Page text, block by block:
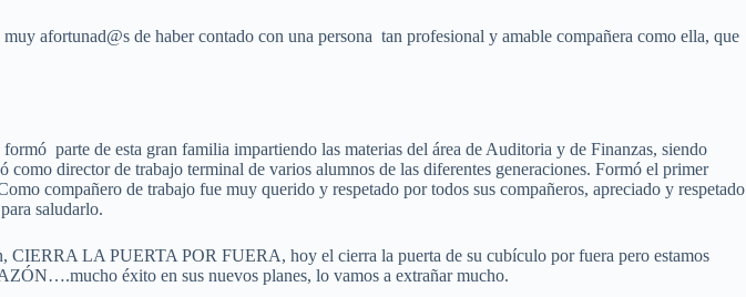
afortunad@s de haber contado con una persona tan profesional y amable compañera como ella, que
parte de esta gran familia impartiendo las materias del área de Auditoria y de Finanzas, siendo
director de trabajo terminal de varios alumnos de las diferentes generaciones. Formó el primer
compañero de trabajo fue muy querido y respetado por todos sus compañeros, apreciado y respetado
saludarlo.
CIERRA LA PUERTA POR FUERA, hoy el cierra la puerta de su cubículo por fuera pero estamos
éxito en sus nuevos planes, lo vamos a extrañar mucho.